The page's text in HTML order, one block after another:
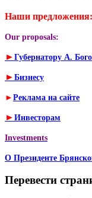
Наши предложения:
Our proposals:
► Губернатору А.
► Бизнесу
► Реклама на сайте
► Инвесторам
Investments
О Президенте
Перевести